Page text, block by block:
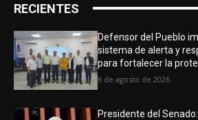
RECIENTES
Defensor del Pueblo
sistema de alerta y
para fortalecer la
6 de agosto de 2026
Presidente del